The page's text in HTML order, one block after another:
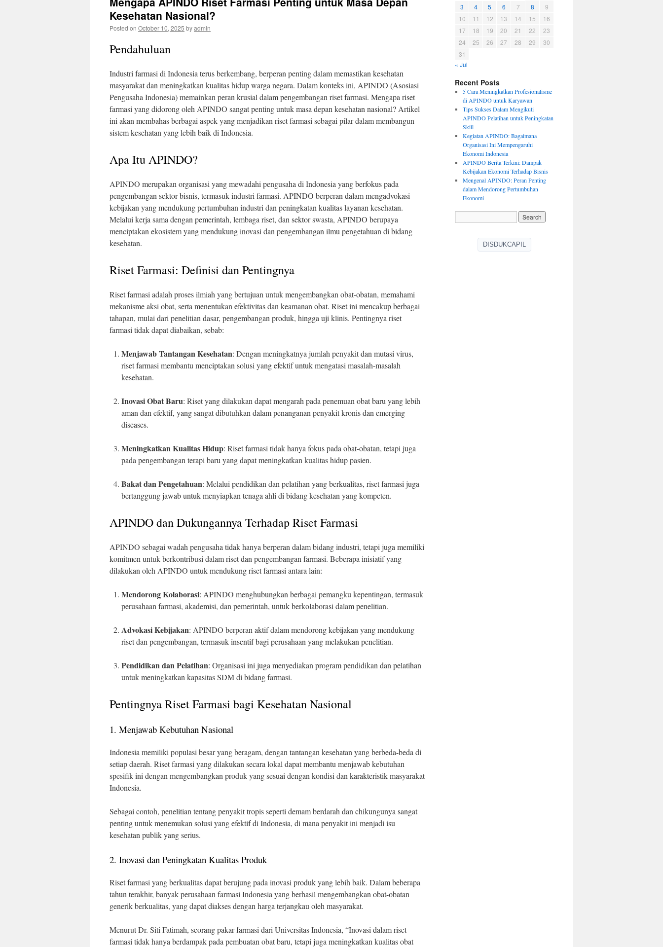
Kesehatan Nasional?
Posted on October 10, 2025 byadmin
Pendahuluan
Industri farmasi di Indonesia terus berkembang, berperan penting dalam memastikan kesehatan
masyarakat dan meningkatkan kualitas hidup warga negara. Dalam konteks ini, APINDO (Asosiasi
Pengusaha Indonesia) memainkan peran krusial dalam pengembangan riset farmasi. Mengapa riset
farmasi yang didorong oleh APINDO sangat penting untuk masa depan kesehatan nasional? Artikel
ini akan membahas berbagai aspek yang menjadikan riset farmasi sebagai pilar dalam membangun
sistem kesehatan yang lebih baik di Indonesia.
Apa Itu APINDO?
APINDO merupakan organisasi yang mewadahi pengusaha di Indonesia yang berfokus pada
pengembangan sektor bisnis, termasuk industri farmasi. APINDO berperan dalam mengadvokasi
kebijakan yang mendukung pertumbuhan industri dan peningkatan kualitas layanan kesehatan.
Melalui kerja sama dengan pemerintah, lembaga riset, dan sektor swasta, APINDO berupaya
menciptakan ekosistem yang mendukung inovasi dan pengembangan ilmu pengetahuan di bidang
kesehatan.
Riset Farmasi: Definisi dan Pentingnya
Riset farmasi adalah proses ilmiah yang bertujuan untuk mengembangkan obat-obatan, memahami
mekanisme aksi obat, serta menentukan efektivitas dan keamanan obat. Riset ini mencakup berbagai
tahapan, mulai dari penelitian dasar, pengembangan produk, hingga uji klinis. Pentingnya riset
farmasi tidak dapat diabaikan, sebab:
Menjawab Tantangan Kesehatan: Dengan meningkatnya jumlah penyakit dan mutasi virus,
riset farmasi membantu menciptakan solusi yang efektif untuk mengatasi masalah-masalah
kesehatan.
Inovasi Obat Baru: Riset yang dilakukan dapat mengarah pada penemuan obat baru yang lebih
aman dan efektif, yang sangat dibutuhkan dalam penanganan penyakit kronis dan emerging
diseases.
Meningkatkan Kualitas Hidup: Riset farmasi tidak hanya fokus pada obat-obatan, tetapi juga
pada pengembangan terapi baru yang dapat meningkatkan kualitas hidup pasien.
Bakat dan Pengetahuan: Melalui pendidikan dan pelatihan yang berkualitas, riset farmasi juga
bertanggung jawab untuk menyiapkan tenaga ahli di bidang kesehatan yang kompeten.
APINDO dan Dukungannya Terhadap Riset Farmasi
APINDO sebagai wadah pengusaha tidak hanya berperan dalam bidang industri, tetapi juga memiliki
komitmen untuk berkontribusi dalam riset dan pengembangan farmasi. Beberapa inisiatif yang
dilakukan oleh APINDO untuk mendukung riset farmasi antara lain:
Mendorong Kolaborasi: APINDO menghubungkan berbagai pemangku kepentingan, termasuk
perusahaan farmasi, akademisi, dan pemerintah, untuk berkolaborasi dalam penelitian.
Advokasi Kebijakan: APINDO berperan aktif dalam mendorong kebijakan yang mendukung
riset dan pengembangan, termasuk insentif bagi perusahaan yang melakukan penelitian.
Pendidikan dan Pelatihan: Organisasi ini juga menyediakan program pendidikan dan pelatihan
untuk meningkatkan kapasitas SDM di bidang farmasi.
Pentingnya Riset Farmasi bagi Kesehatan Nasional
1. Menjawab Kebutuhan Nasional
Indonesia memiliki populasi besar yang beragam, dengan tantangan kesehatan yang berbeda-beda di
setiap daerah. Riset farmasi yang dilakukan secara lokal dapat membantu menjawab kebutuhan
spesifik ini dengan mengembangkan produk yang sesuai dengan kondisi dan karakteristik masyarakat
Indonesia.
Sebagai contoh, penelitian tentang penyakit tropis seperti demam berdarah dan chikungunya sangat
penting untuk menemukan solusi yang efektif di Indonesia, di mana penyakit ini menjadi isu
kesehatan publik yang serius.
2. Inovasi dan Peningkatan Kualitas Produk
Riset farmasi yang berkualitas dapat berujung pada inovasi produk yang lebih baik. Dalam beberapa
tahun terakhir, banyak perusahaan farmasi Indonesia yang berhasil mengembangkan obat-obatan
generik berkualitas, yang dapat diakses dengan harga terjangkau oleh masyarakat.
Menurut Dr. Siti Fatimah, seorang pakar farmasi dari Universitas Indonesia, “Inovasi dalam riset
farmasi tidak hanya berdampak pada pembuatan obat baru, tetapi juga meningkatkan kualitas obat
3
4 5 6 7 8
9
10
11 12 13 14 15
16
17
18 19 20 21 22
23
24
25 26 27 28 29
30
31
« Jul
Recent Posts
5 Cara Meningkatkan Profesionalisme
di APINDO untuk Karyawan
Tips Sukses Dalam Mengikuti
APINDO Pelatihan untuk Peningkatan
Skill
Kegiatan APINDO: Bagaimana
Organisasi Ini Mempengaruhi
Ekonomi Indonesia
APINDO Berita Terkini: Dampak
Kebijakan Ekonomi Terhadap Bisnis
Mengenal APINDO: Peran Penting
dalam Mendorong Pertumbuhan
Ekonomi
DISDUKCAPIL